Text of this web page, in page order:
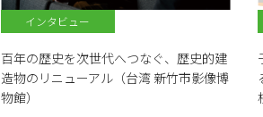
インタビュー
百年の歴史を次世代へつなぐ、歴史的建
造物のリニューアル（台湾 新竹市影像博
物館）